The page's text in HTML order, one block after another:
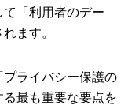
「利用者のデー
ます。
ライバシー保護の
最も重要な要点を